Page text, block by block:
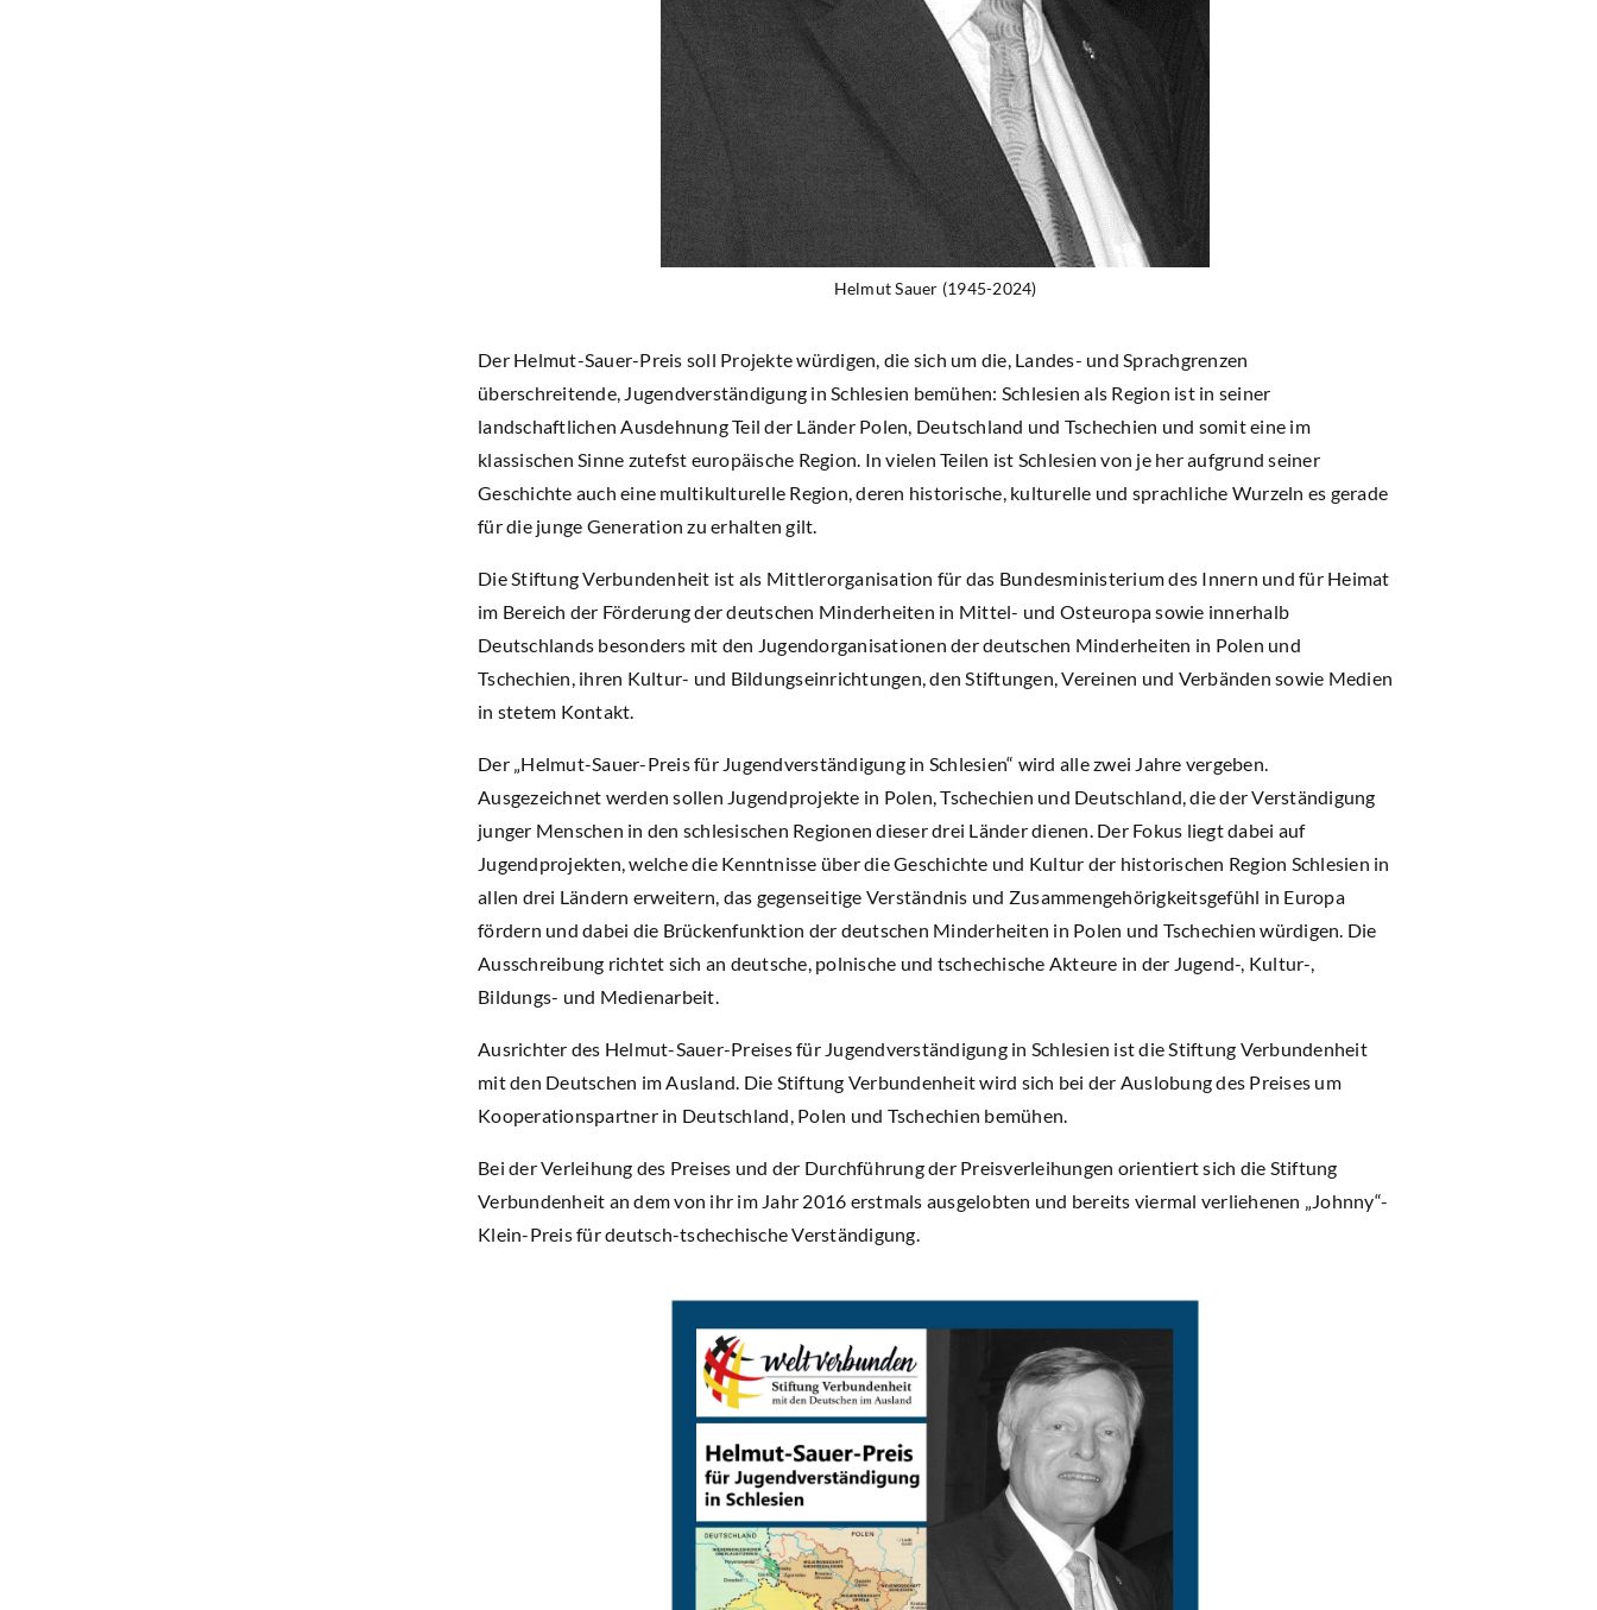
Helmut Sauer (1945-2024)
Der Helmut-Sauer-Preis soll Projekte würdigen, die sich um die, Landes- und Sprachgrenzen
überschreitende, Jugendverständigung in Schlesien bemühen: Schlesien als Region ist in seiner
landschaftlichen Ausdehnung Teil der Länder Polen, Deutschland und Tschechien und somit eine im
klassischen Sinne zutefst europäische Region. In vielen Teilen ist Schlesien von je her aufgrund seiner
Geschichte auch eine multikulturelle Region, deren historische, kulturelle und sprachliche Wurzeln es gerade
für die junge Generation zu erhalten gilt.
Die Stiftung Verbundenheit ist als Mittlerorganisation für das Bundesministerium des Innern und für Heimat
im Bereich der Förderung der deutschen Minderheiten in Mittel- und Osteuropa sowie innerhalb
Deutschlands besonders mit den Jugendorganisationen der deutschen Minderheiten in Polen und
Tschechien, ihren Kultur- und Bildungseinrichtungen, den Stiftungen, Vereinen und Verbänden sowie Medien
in stetem Kontakt.
Der „Helmut-Sauer-Preis für Jugendverständigung in Schlesien“ wird alle zwei Jahre vergeben.
Ausgezeichnet werden sollen Jugendprojekte in Polen, Tschechien und Deutschland, die der Verständigung
junger Menschen in den schlesischen Regionen dieser drei Länder dienen. Der Fokus liegt dabei auf
Jugendprojekten, welche die Kenntnisse über die Geschichte und Kultur der historischen Region Schlesien in
allen drei Ländern erweitern, das gegenseitige Verständnis und Zusammengehörigkeitsgefühl in Europa
fördern und dabei die Brückenfunktion der deutschen Minderheiten in Polen und Tschechien würdigen. Die
Ausschreibung richtet sich an deutsche, polnische und tschechische Akteure in der Jugend-, Kultur-,
Bildungs- und Medienarbeit.
Ausrichter des Helmut-Sauer-Preises für Jugendverständigung in Schlesien ist die Stiftung Verbundenheit
mit den Deutschen im Ausland. Die Stiftung Verbundenheit wird sich bei der Auslobung des Preises um
Kooperationspartner in Deutschland, Polen und Tschechien bemühen.
Bei der Verleihung des Preises und der Durchführung der Preisverleihungen orientiert sich die Stiftung
Verbundenheit an dem von ihr im Jahr 2016 erstmals ausgelobten und bereits viermal verliehenen „Johnny“-
Klein-Preis für deutsch-tschechische Verständigung.